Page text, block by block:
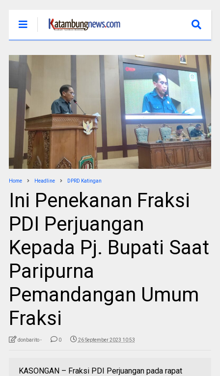
Home Headline DPRD Katingan
Ini Penekanan Fraksi
PDI Perjuangan
Kepada Pj. Bupati Saat
Paripurna
Pemandangan Umum
Fraksi
donbarito - 0 26 September 2023 10:53
KASONGAN – Fraksi PDI Perjuangan pada rapat